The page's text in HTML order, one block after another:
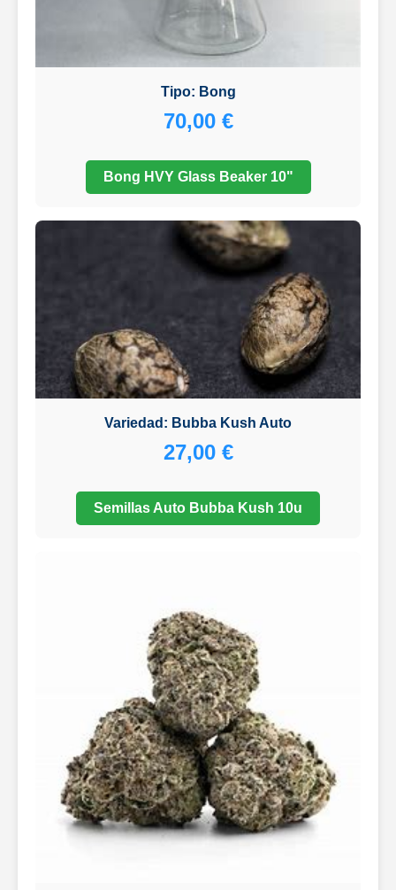
Tipo: Bong
70,00 €
Bong HVY Glass Beaker 10"
Variedad: Bubba Kush Auto
27,00 €
Semillas Auto Bubba Kush 10u